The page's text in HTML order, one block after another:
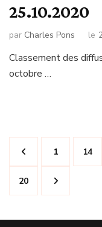
25.10.2020
par Charles Pons le
Classement des
octobre …
Navigation
des
articles
Page
1 Page
14
Page
20